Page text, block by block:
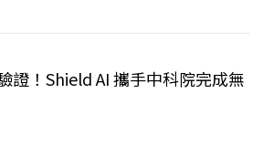
證！Shield AI 攜手中科院完成無